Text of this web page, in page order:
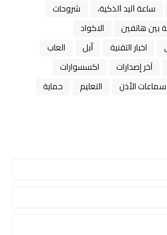
ﺳﺎﻋﺔ ﺍﻟﻴﺪ ﺍﻟﺬﻛﻴﺔ،
شروحات
بين هاتفين
الاكواد
اخبار التقنية ﺁﺑﻞ
العاب
آخر إصدارات
اكسسوارات
سماعات الأذن التعليم
حماية